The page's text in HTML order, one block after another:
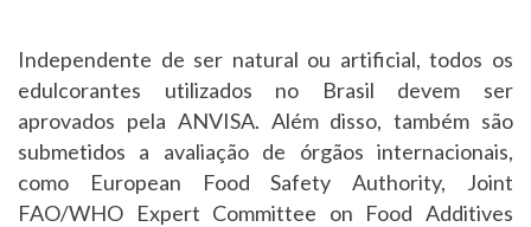
Independente de ser natural ou artificial, todos os
edulcorantes utilizados no Brasil devem ser
aprovados pela ANVISA. Além disso, também são
submetidos a avaliação de órgãos internacionais,
como European Food Safety Authority, Joint
FAO/WHO Expert Committee on Food Additives